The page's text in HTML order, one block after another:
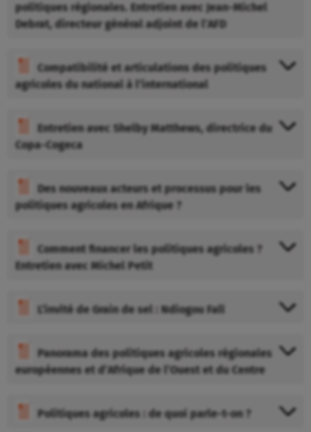
politiques régionales. Entretien avec Jean-Michel
Debrat, directeur général adjoint de l’AFD
Compatibilité et articulations des politiques
agricoles du national à l’international
Entretien avec Shelby Matthews, directrice du
Copa-Cogeca
Des nouveaux acteurs et processus pour les
politiques agricoles en Afrique ?
Comment financer les politiques agricoles ?
Entretien avec Michel Petit
L’invité de Grain de sel : Ndiogou Fall
Panorama des politiques agricoles régionales
européennes et d’Afrique de l’Ouest et du Centre
Politiques agricoles : de quoi parle-t-on ?